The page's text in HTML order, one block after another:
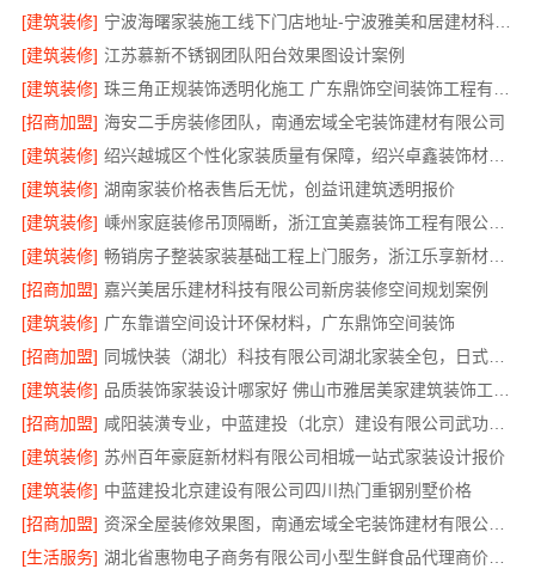
[建筑装修]
宁波海曙家装施工线下门店地址-宁波雅美和居建材科技有限公司
[建筑装修] 江苏慕新不锈钢团队阳台效果图设计案例
[建筑装修]
[招商加盟] 海安二手房装修团队，南通宏域全宅装饰建材有限公司
[建筑装修]
绍兴越城区个性化家装质量有保障，绍兴卓鑫装饰材料有限公司
[建筑装修] 湖南家装价格表售后无忧，创益讯建筑透明报价
[建筑装修]
嵊州家庭装修吊顶隔断，浙江宜美嘉装饰工程有限公司专业施工
[建筑装修]
畅销房子整装家装基础工程上门服务，浙江乐享新材料有限公司省心到家
[招商加盟] 嘉兴美居乐建材科技有限公司新房装修空间规划案例
[建筑装修] 广东靠谱空间设计环保材料，广东鼎饰空间装饰
[招商加盟]
同城快装（湖北）科技有限公司湖北家装全包，日式原木风快速入住
[建筑装修]
[招商加盟]
[建筑装修] 苏州百年豪庭新材料有限公司相城一站式家装设计报价
[建筑装修] 中蓝建投北京建设有限公司四川热门重钢别墅价格
[招商加盟]
资深全屋装修效果图，南通宏域全宅装饰建材有限公司为您呈现
[生活服务]
湖北省惠物电子商务有限公司小型生鲜食品代理商价格指南